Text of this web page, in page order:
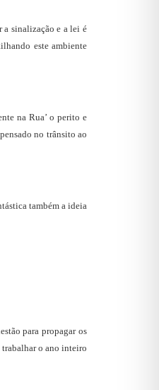
a sinalização e a lei é
este ambiente
na Rua’ o perito e
no trânsito ao
também a ideia
para propagar os
o ano inteiro